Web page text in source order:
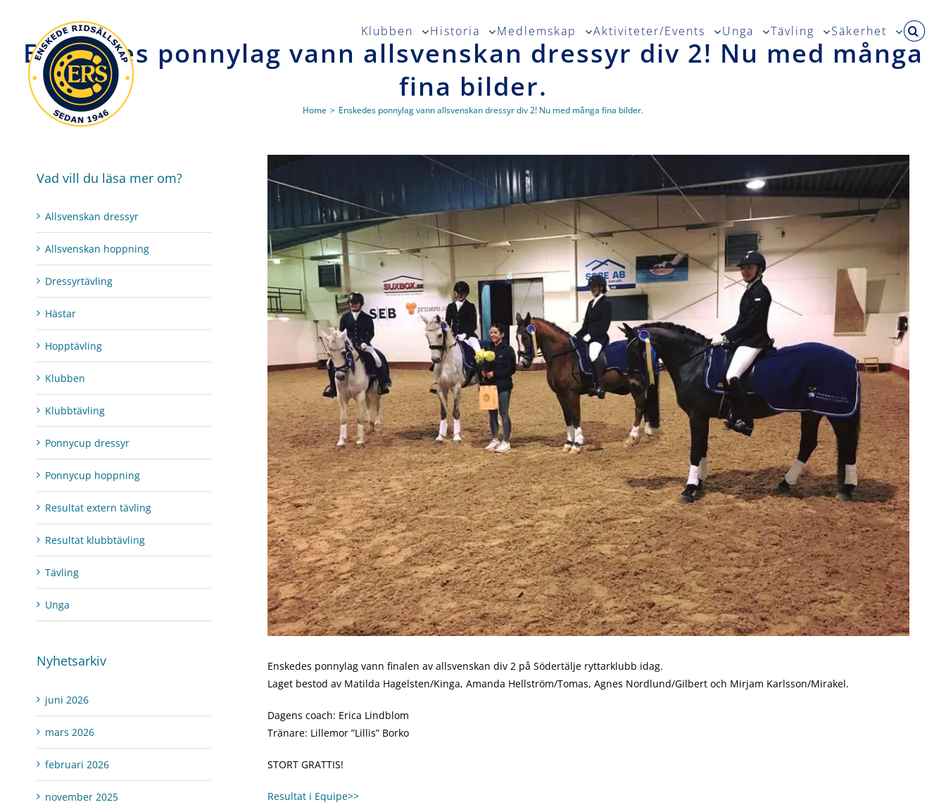
content
Klubben Historia Medlemskap Aktiviteter/Events Unga Tävling Säkerhet
Enskedes ponnylag vann allsvenskan dressyr div 2! Nu med många
fina bilder.
Home > Enskedes ponnylag vann allsvenskan dressyr div 2! Nu med många fina bilder.
Larger
Image
Enskedes ponnylag vann finalen av allsvenskan div 2 på Södertälje ryttarklubb idag.
Laget bestod av Matilda Hagelsten/Kinga, Amanda Hellström/Tomas, Agnes Nordlund/Gilbert och Mirjam Karlsson/Mirakel.
Dagens coach: Erica Lindblom
Tränare: Lillemor ”Lillis” Borko
STORT GRATTIS!
Resultat i Equipe>>
Vad vill du läsa mer om?
Allsvenskan dressyr
Allsvenskan hoppning
Dressyrtävling
Hästar
Hopptävling
Klubben
Klubbtävling
Ponnycup dressyr
Ponnycup hoppning
Resultat extern tävling
Resultat klubbtävling
Tävling
Unga
Nyhetsarkiv
juni 2026
mars 2026
februari 2026
november 2025